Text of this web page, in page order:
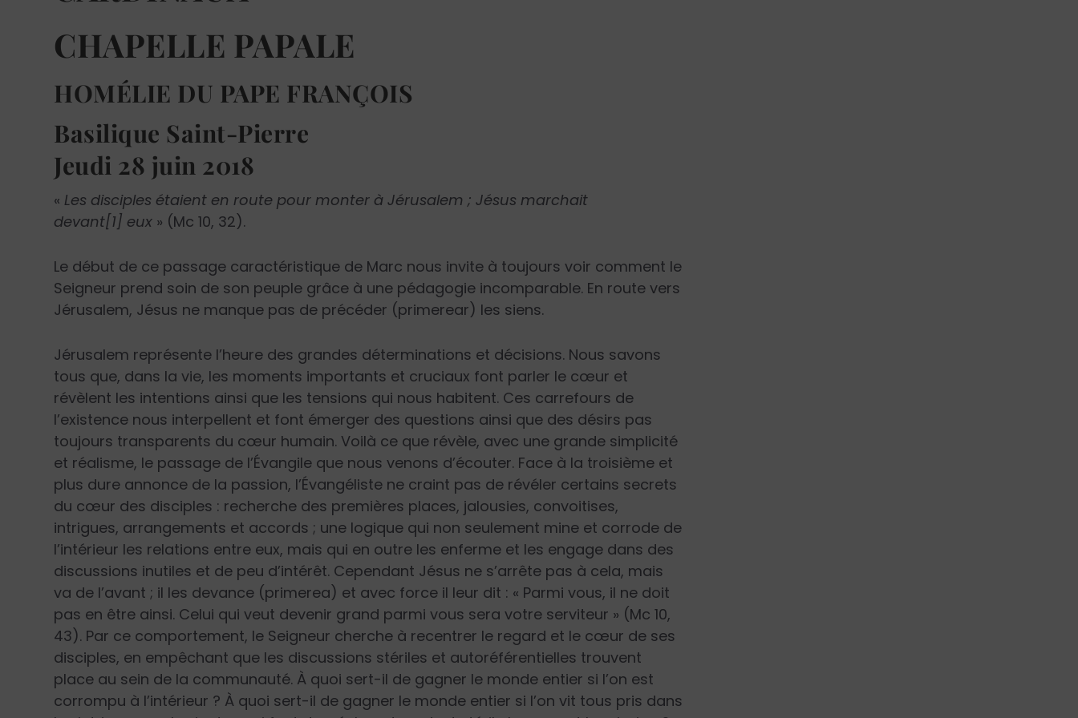
CHAPELLE PAPALE
HOMÉLIE DU PAPE FRANÇOIS
Basilique Saint-Pierre
Jeudi 28 juin 2018
« Les disciples étaient en route pour monter à Jérusalem ; Jésus marchait
devant[1] eux » (Mc 10, 32).
Le début de ce passage caractéristique de Marc nous invite à toujours voir comment le
Seigneur prend soin de son peuple grâce à une pédagogie incomparable. En route vers
Jérusalem, Jésus ne manque pas de précéder (primerear) les siens.
Jérusalem représente l’heure des grandes déterminations et décisions. Nous savons
tous que, dans la vie, les moments importants et cruciaux font parler le cœur et
révèlent les intentions ainsi que les tensions qui nous habitent. Ces carrefours de
l’existence nous interpellent et font émerger des questions ainsi que des désirs pas
toujours transparents du cœur humain. Voilà ce que révèle, avec une grande simplicité
et réalisme, le passage de l’Évangile que nous venons d’écouter. Face à la troisième et
plus dure annonce de la passion, l’Évangéliste ne craint pas de révéler certains secrets
du cœur des disciples : recherche des premières places, jalousies, convoitises,
intrigues, arrangements et accords ; une logique qui non seulement mine et corrode de
l’intérieur les relations entre eux, mais qui en outre les enferme et les engage dans des
discussions inutiles et de peu d’intérêt. Cependant Jésus ne s’arrête pas à cela, mais
va de l’avant ; il les devance (primerea) et avec force il leur dit : « Parmi vous, il ne doit
pas en être ainsi. Celui qui veut devenir grand parmi vous sera votre serviteur » (Mc 10,
43). Par ce comportement, le Seigneur cherche à recentrer le regard et le cœur de ses
disciples, en empêchant que les discussions stériles et autoréférentielles trouvent
place au sein de la communauté. À quoi sert-il de gagner le monde entier si l’on est
corrompu à l’intérieur ? À quoi sert-il de gagner le monde entier si l’on vit tous pris dans